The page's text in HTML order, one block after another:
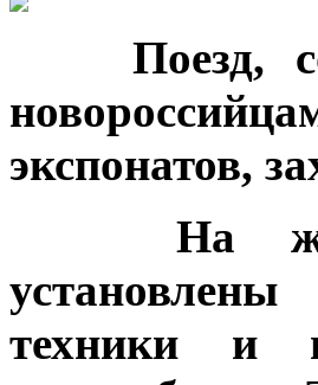
Поезд,
экспонатов,
На
техники и